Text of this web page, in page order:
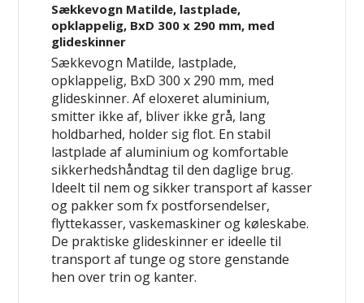
Sækkevogn Matilde, lastplade,
opklappelig, BxD 300 x 290 mm, med
glideskinner
Sækkevogn Matilde, lastplade,
opklappelig, BxD 300 x 290 mm, med
glideskinner. Af eloxeret aluminium,
smitter ikke af, bliver ikke grå, lang
holdbarhed, holder sig flot. En stabil
lastplade af aluminium og komfortable
sikkerhedshåndtag til den daglige brug.
Ideelt til nem og sikker transport af kasser
og pakker som fx postforsendelser,
flyttekasser, vaskemaskiner og køleskabe.
De praktiske glideskinner er ideelle til
transport af tunge og store genstande
hen over trin og kanter.